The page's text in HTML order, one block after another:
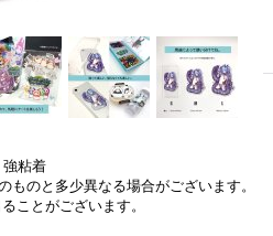
強粘着
のと多少異なる場合がございます。
ことがございます。